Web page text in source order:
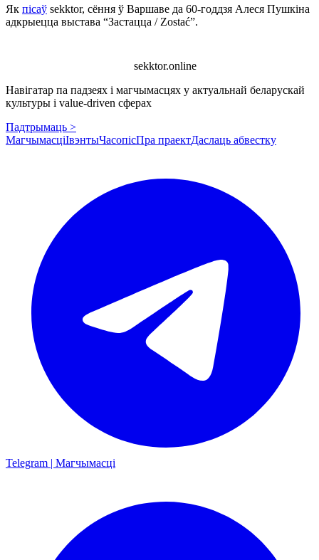
Як пісаў sekktor, cёння ў Варшаве да 60-годдзя Алеся Пушкіна
адкрыецца выстава “Застацца / Zostać”.
sekktor.online
Навігатар па падзеях і магчымасцях у актуальнай беларускай
культуры і value-driven сферах
Падтрымаць >
МагчымасціІвэнтыЧасопісПра праектДаслаць абвестку
Telegram | Магчымасці